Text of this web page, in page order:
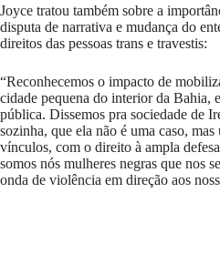
Joyce tratou também sobre a
disputa de narrativa e mudança do
direitos das pessoas trans e travestis:
“Reconhecemos o impacto de
cidade pequena do interior da Bahia,
pública. Dissemos pra sociedade de
sozinha, que ela não é uma caso,
vínculos, com o direito à ampla
somos nós mulheres negras que nos
onda de violência em direção aos